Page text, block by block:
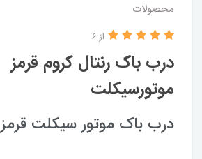
محصولات
درب باک رنتال کروم قرمز
موتورسیکلت
از 6
درب باک موتور سیکلت قرمز